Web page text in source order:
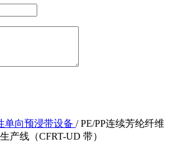
单向预浸带设备 /PE/PP连续芳纶纤维
产线（CFRT-UD 带）